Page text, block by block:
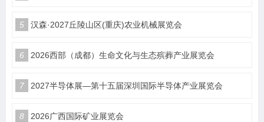
5 汉森·2027丘陵山区(重庆)农业机械展览会
6 2026西部（成都）生命文化与生态殡葬产业展览会
7 2027半导体展—第十五届深圳国际半导体产业展览会
8 2026广西国际矿业展览会